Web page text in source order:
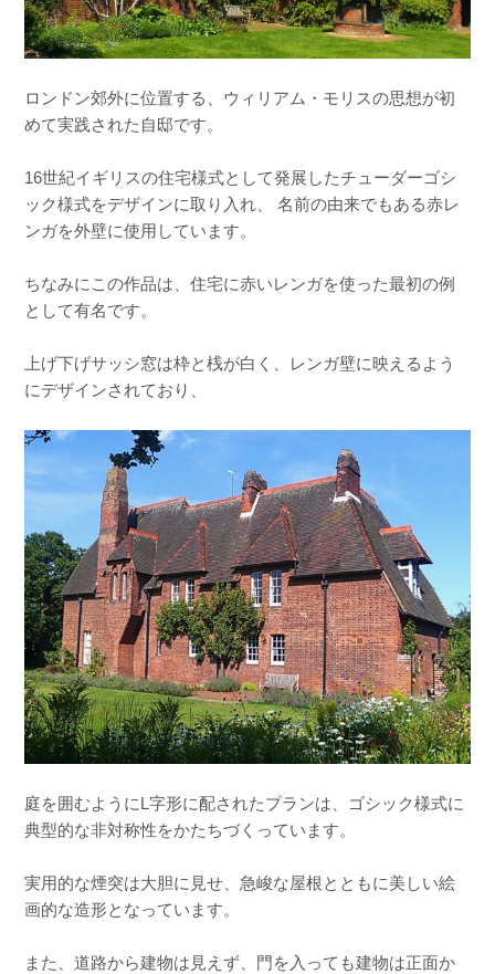
ロンドン郊外に位置する、ウィリアム・モリスの思想が初
めて実践された自邸です。
16世紀イギリスの住宅様式として発展したチューダーゴシ
ック様式をデザインに取り入れ、 名前の由来でもある赤レ
ンガを外壁に使用しています。
ちなみにこの作品は、住宅に赤いレンガを使った最初の例
として有名です。
上げ下げサッシ窓は枠と桟が白く、レンガ壁に映えるよう
にデザインされており、
庭を囲むようにL字形に配されたプランは、ゴシック様式に
典型的な非対称性をかたちづくっています。
実用的な煙突は大胆に見せ、急峻な屋根とともに美しい絵
画的な造形となっています。
また、道路から建物は見えず、門を入っても建物は正面か